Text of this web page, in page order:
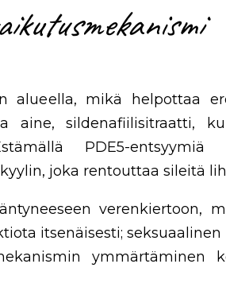
alueella, mikä helpottaa
aine, sildenafiilisitraatti,
PDE5-
joka rentouttaa sileitä
verenkiertoon,
itsenäisesti;
ymmärtäminen